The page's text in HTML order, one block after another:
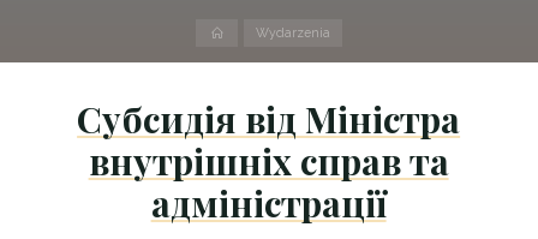
StronaWydarzenia
Субсидія від Міністра
внутрішніх справ та
адміністрації